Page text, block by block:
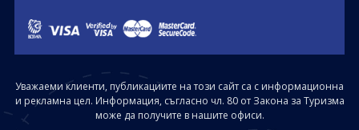
Уважаеми клиенти, публикациите на този сайт са с информационна
и рекламна цел. Информация, съгласно чл. 80 от Закона за Туризма
може да получите в нашите офиси.